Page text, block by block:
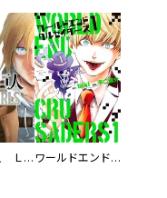
進撃の巨人 ＬＯＳＴ ＧＩＲＬＳ ワールドエンドクルセイダーズ